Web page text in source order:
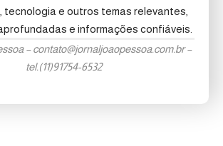
e outros temas relevantes,
e informações confiáveis.
–contato@jornaljoaopessoa.com.br–
tel.(11)91754-6532